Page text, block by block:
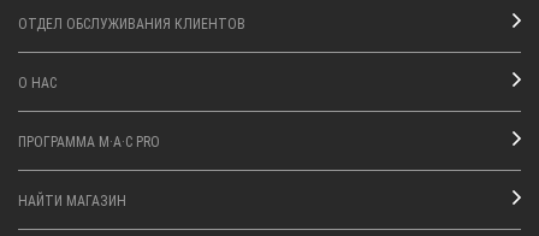
ОТДЕЛ ОБСЛУЖИВАНИЯ КЛИЕНТОВ
О НАС
ПРОГРАММА M·A·C PRO
НАЙТИ МАГАЗИН